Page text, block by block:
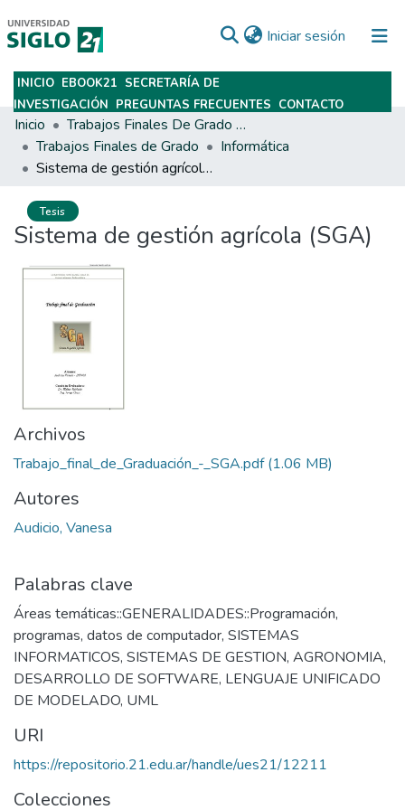
Iniciar sesión (current)
Subir
INICIO EBOOK21 SECRETARÍA DE
INVESTIGACIÓN PREGUNTAS FRECUENTES CONTACTO
Inicio
Trabajos Finales De Grado Y Posgrado
Trabajos Finales de Grado
Informática
Sistema de gestión agrícola (SGA)
Tesis
Sistema de gestión agrícola (SGA)
Archivos
Trabajo_final_de_Graduación_-_SGA.pdf(1.06 MB)
Autores
Audicio, Vanesa
Palabras clave
Áreas temáticas::GENERALIDADES::Programación,
programas, datos de computador, SISTEMAS
INFORMATICOS, SISTEMAS DE GESTION, AGRONOMIA,
DESARROLLO DE SOFTWARE, LENGUAJE UNIFICADO
DE MODELADO, UML
URI
https://repositorio.21.edu.ar/handle/ues21/12211
Colecciones